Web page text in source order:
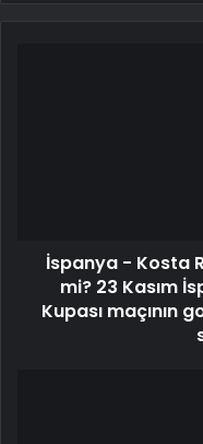
İspanya - Kosta
mi? 23 Kasım
Kupası maçının